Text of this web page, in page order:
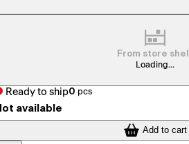
From store
Loading...
Ready to ship0 pcs
available
Add to cart